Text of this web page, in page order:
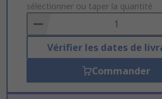
to
Basket
sélectionner ou taper la quantité
Vérifier les dates de
Commander